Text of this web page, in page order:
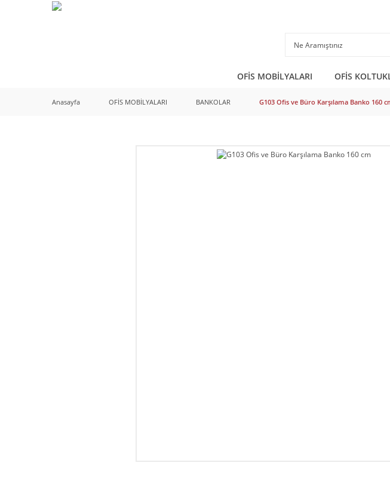
OFİS MOBİLYALARI OFİS
Anasayfa OFİS MOBİLYALARI BANKOLAR G103 Ofis ve Büro Karşılama Banko 160